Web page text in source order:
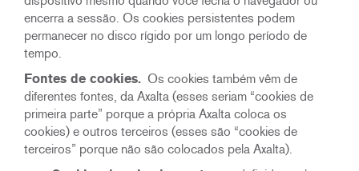
encerra a sessão. Os cookies persistentes podem
permanecer no disco rígido por um longo período de
tempo.
Fontes de cookies. Os cookies também vêm de
diferentes fontes, da Axalta (esses seriam “cookies de
primeira parte” porque a própria Axalta coloca os
cookies) e outros terceiros (esses são “cookies de
terceiros” porque não são colocados pela Axalta).